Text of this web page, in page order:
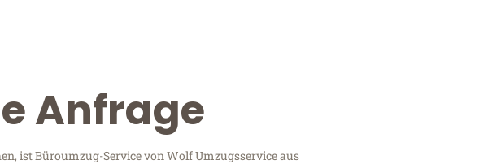
Anfrage
ist Büroumzug-Service von Wolf Umzugsservice aus